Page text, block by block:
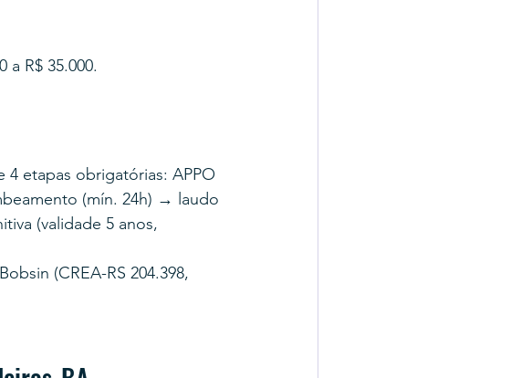
a R$ 35.000.
etapas obrigatórias: APPO
(mín. 24h) → laudo
(validade 5 anos,
(CREA-RS 204.398,